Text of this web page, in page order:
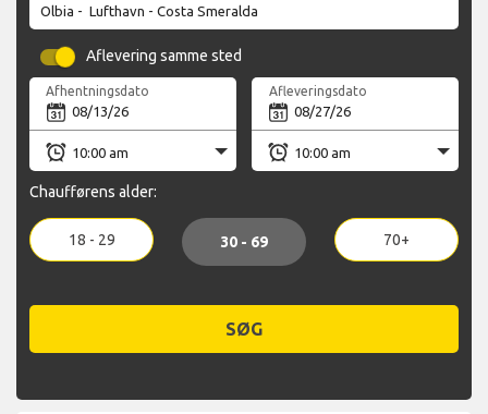
Aflevering samme sted
Afhentningsdato Afleveringsdato
Chaufførens alder:
18 - 29 30 - 69 70+
SØG